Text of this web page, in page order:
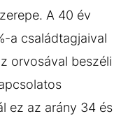
A 40 év
a családtagjaival
orvosával beszéli
ez az arány 34 és